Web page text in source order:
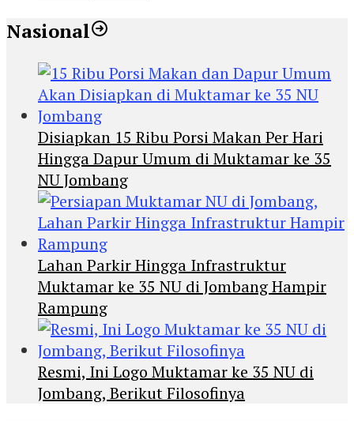
Nasional
Disiapkan 15 Ribu Porsi Makan Per Hari
Hingga Dapur Umum di Muktamar ke 35
NU Jombang
Lahan Parkir Hingga Infrastruktur
Muktamar ke 35 NU di Jombang Hampir
Rampung
Resmi, Ini Logo Muktamar ke 35 NU di
Jombang, Berikut Filosofinya